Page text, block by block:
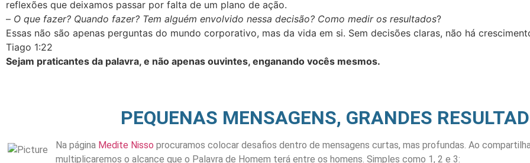
reflexões que deixamos passar por falta de um plano de ação.
– O que fazer? Quando fazer? Tem alguém envolvido nessa decisão? Como medir os resultados?
Essas não são apenas perguntas do mundo corporativo, mas da vida em si. Sem decisões claras, não há
Tiago 1:22
Sejam praticantes da palavra, e não apenas ouvintes, enganando vocês mesmos.
PEQUENAS MENSAGENS, GRANDES
Na página Medite Nisso procuramos colocar desafios dentro de mensagens curtas, mas profundas. Ao
multiplicaremos o alcance que o Palavra de Homem terá entre os homens. Simples como 1, 2 e 3: